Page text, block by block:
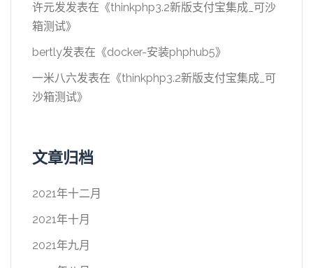
许元发发表在《thinkphp3.2新版支付宝集成_可沙
箱测试》
bertly发表在《docker-安装phphub5》
一米八六发表在《thinkphp3.2新版支付宝集成_可
沙箱测试》
文章归档
2021年十二月
2021年十月
2021年九月